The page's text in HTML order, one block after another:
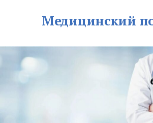
Медицинский